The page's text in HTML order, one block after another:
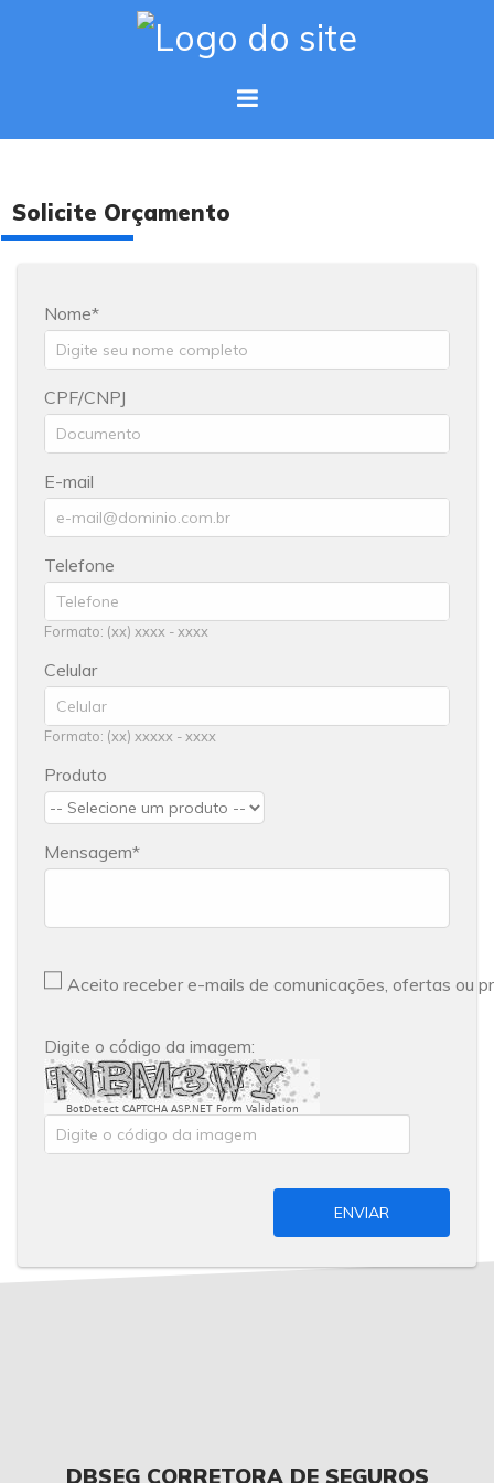
Solicite Orçamento
Nome
CPF/CNPJ
E-mail
Telefone
Formato: (xx) xxxx - xxxx
Celular
Formato: (xx) xxxxx - xxxx
Produto
Mensagem
Aceito receber e-mails de comunicações, ofertas ou
Digite o código da imagem:
BotDetect CAPTCHA ASP.NET Form Validation
ENVIAR
DBSEG CORRETORA DE SEGUROS